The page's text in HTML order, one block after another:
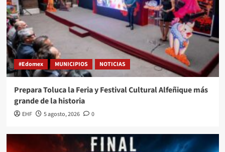
#Edomex MUNICIPIOS NOTICIAS
Prepara Toluca la Feria y Festival Cultural Alfeñique más
grande de la historia
EHF 5 agosto, 2026 0